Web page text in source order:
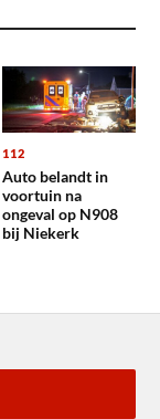
112
Auto belandt in
voortuin na
ongeval op N908
bij Niekerk